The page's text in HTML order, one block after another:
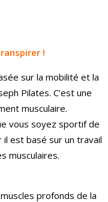
!
sur la mobilité et la
Pilates. C’est une
musculaire.
vous soyez sportif de
il est basé sur un travail
musculaires.
profonds de la